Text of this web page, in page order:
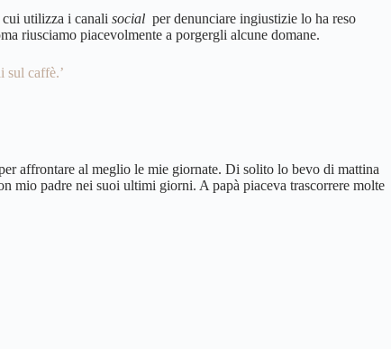
utilizza i canali social per denunciare ingiustizie lo ha reso
riusciamo piacevolmente a porgergli alcune domane.
sul caffè.’
affrontare al meglio le mie giornate. Di solito lo bevo di mattina
mio padre nei suoi ultimi giorni. A papà piaceva trascorrere molte